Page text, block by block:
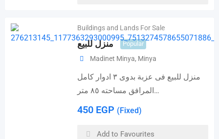
Buildings and Lands For Sale
منزل للبيع Popular
Madinet Minya, Minya
منزل للبيع فى عزبة بدوى ٣ ادوار كامل
المرافق مساحته ٨٥ متر…
450 EGP (Fixed)
Add to Favourites